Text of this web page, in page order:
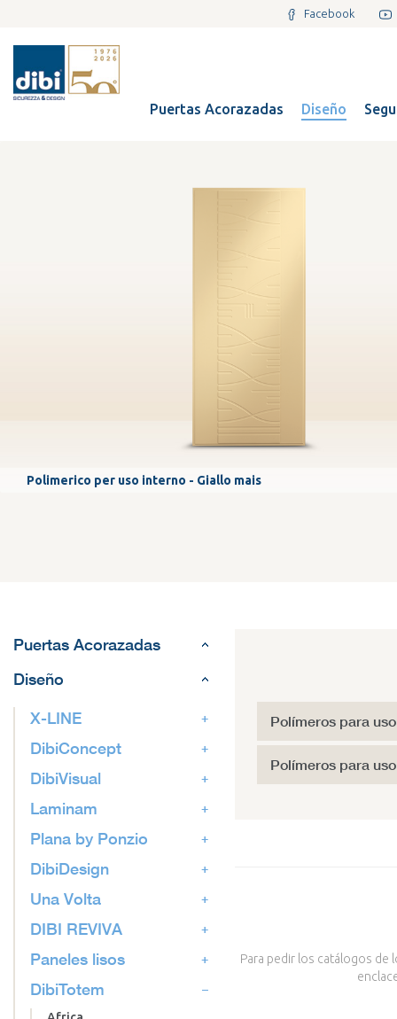
Facebook
Puertas Acorazadas Diseño
Polimerico per uso interno - Giallo mais
Puertas Acorazadas
Diseño
X-LINE
DibiConcept
DibiVisual
Laminam
Plana by Ponzio
DibiDesign
Una Volta
DIBI REVIVA
Paneles lisos
DibiTotem
Polímeros para
Polímeros para
Para pedir los catálogos de